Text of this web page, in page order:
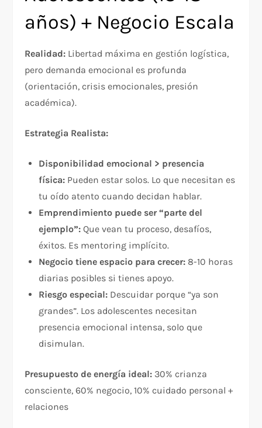
años) + Negocio Escala
Realidad: Libertad máxima en gestión logística,
pero demanda emocional es profunda
(orientación, crisis emocionales, presión
académica).​
Estrategia Realista:
Disponibilidad emocional > presencia
física: Pueden estar solos. Lo que necesitan es
tu oído atento cuando decidan hablar.
Emprendimiento puede ser “parte del
ejemplo”: Que vean tu proceso, desafíos,
éxitos. Es mentoring implícito.
Negocio tiene espacio para crecer: 8-10 horas
diarias posibles si tienes apoyo.
Riesgo especial: Descuidar porque “ya son
grandes”. Los adolescentes necesitan
presencia emocional intensa, solo que
disimulan.
Presupuesto de energía ideal: 30% crianza
consciente, 60% negocio, 10% cuidado personal +
relaciones